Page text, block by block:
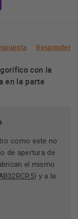
Responder
con la
en la parte
como este no
de apertura de
el mismo
) y a la